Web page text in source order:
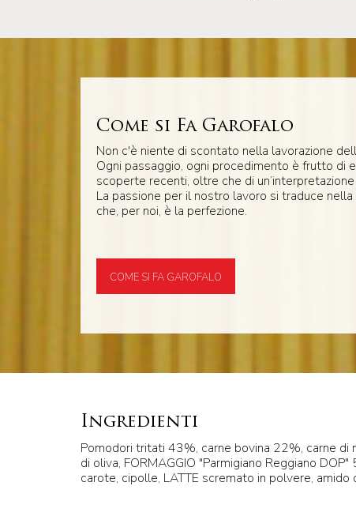
Come si Fa Garofalo
Non c'è niente di scontato nella lavorazione
Ogni passaggio, ogni procedimento è frutto di
scoperte recenti, oltre che di
La passione per il nostro lavoro si traduce
che, per noi, è la perfezione.
COME SI FA GAROFALO
Ingredienti
Pomodori tritati 43%, carne bovina 22%, carne di
di oliva, FORMAGGIO "Parmigiano Reggiano
carote, cipolle, LATTE scremato in polvere, amido